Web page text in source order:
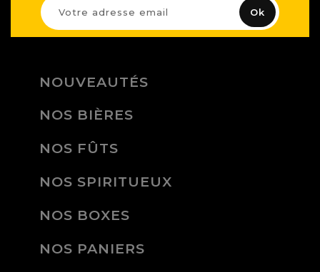
NOUVEAUTÉS
NOS BIÈRES
NOS FÛTS
NOS SPIRITUEUX
NOS BOXES
NOS PANIERS